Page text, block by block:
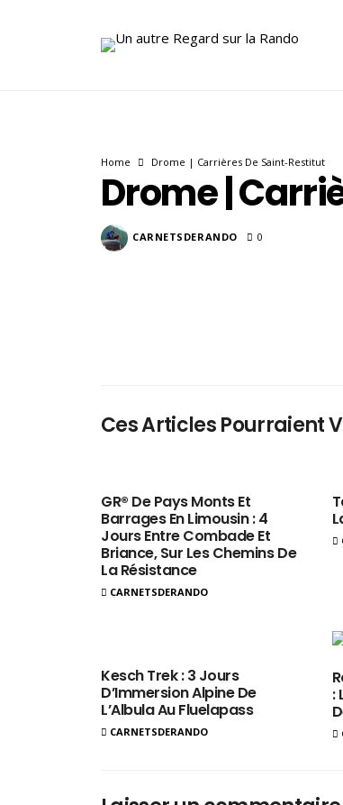
Home Drome | Carrières De Saint-Restitut
Drome |
CARNETSDERANDO 0
Ces Articles Pourraient
GR® De Pays Monts Et
Barrages En Limousin : 4
Jours Entre Combade Et
Briance, Sur Les Chemins De
La Résistance
CARNETSDERANDO
Kesch Trek : 3 Jours
D’Immersion Alpine De
L’Albula Au Fluelapass
CARNETSDERANDO
: